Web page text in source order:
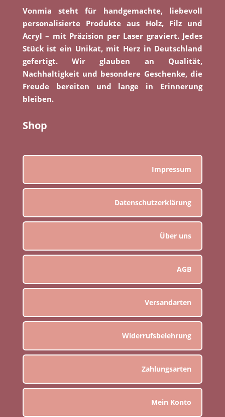
Vonmia steht für handgemachte, liebevoll
personalisierte Produkte aus Holz, Filz und
Acryl – mit Präzision per Laser graviert. Jedes
Stück ist ein Unikat, mit Herz in Deutschland
gefertigt. Wir glauben an Qualität,
Nachhaltigkeit und besondere Geschenke, die
Freude bereiten und lange in Erinnerung
bleiben.
Shop
Impressum
Datenschutzerklärung
Über uns
AGB
Versandarten
Widerrufsbelehrung
Zahlungsarten
Mein Konto